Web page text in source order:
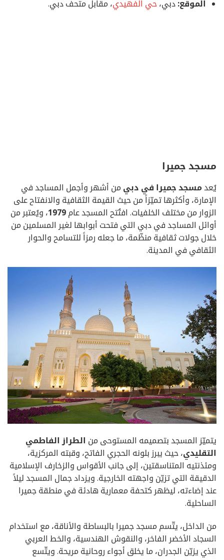
الموقع:دبي،حي الفهيدي، مقابل متحف دبي.
مسجد جميرا
يُعدمسجد جميرا في دبيمن أشهر وأجمل المساجد في
الإمارة، وأكثرها تميّزاً من حيث القيمة الثقافية والانفتاح على
الزوار من مختلف الخلفيات. افتُتح المسجد عام1979، ويُعتبر من
أوائل المساجد في دبي التي فتحت أبوابها لغير المسلمين من
خلال جولات ثقافية منظّمة، ما جعله رمزاً للتسامح والحوار
الثقافي في المدينة.
يتميّز المسجد بتصميمه المستوحى منالطراز الفاطمي
التقليدي، حيث يبرز بلونه الحجري الفاتح، وقبته المركزية،
ومئذنتيه المتناسقتين، إلى جانب الأقواس والزخارف الإسلامية
الدقيقة التي تزيّن واجهته الخارجية. ويزداد جمال المسجد ليلاً
عند إضاءته، ليظهر كتحفة معمارية هادئة في منطقة جميرا
الساحلية.
من الداخل، يتّسم مسجد جميرا بالبساطة والأناقة، مع استخدام
السجاد الأخضر الفاخر، والنقوش الهندسية، والخط العربي
الذي يزيّن الجدران، ما يخلق أجواء روحانية مريحة. ويتّسع